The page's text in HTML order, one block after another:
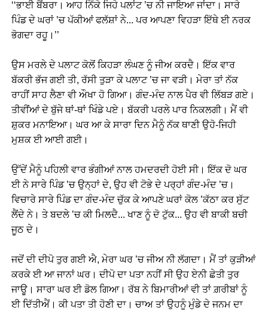
‘‘ਭਾਈ ਬੈਂਬਰਾ। ਆਹ ਨਿੱਕੇ ਜਿਹੇ ਪਲਾਂਟ ’ਚ ਨੀ ਜਾਇਆ ਜਾਂਦਾ। ਸਾਰੇ
ਪਿੰਡ ਦੇ ਘਰਾਂ ’ਚ ਪੱਕੀਆਂ ਫਲੱਸ਼ਾਂ ਨੇ... ਪਰ ਆਪਣਾ ਵਿਹੜਾ ਇੱਥੇ ਈ ਨਰਕ
ਭੋਗਦਾ ਰਹੂ।’’
ਉਸ ਮਰਲੇ ਦੇ ਪਲਾਟ ਕੋਲੋਂ ਕਿਹੜਾ ਲੰਘਣ ਨੂੰ ਜੀਅ ਕਰਦੈ। ਇੱਕ ਵਾਰ
ਬੱਕਰੀ ਭੱਜ ਗਈ ਤੀ, ਰੱਸੀ ਤੁੜਾ ਕੇ ਪਲਾਟ ’ਚ ਜਾ ਵੜੀ। ਮੇਰਾ ਤਾਂ ਨੱਕ
ਰਾਹੀਂ ਸਾਹ ਲੈਣਾ ਵੀ ਔਖਾ ਹੋ ਗਿਆ। ਗੰਦ-ਮੰਦ ਨਾਲ ਪੈਰ ਵੀ ਲਿੱਬੜ ਗਏ।
ਤੀਵੀਂਆਂ ਦੇ ਬੁੱਜੇ ਥਾਂ-ਥਾਂ ਖਿੰਡੇ ਪਏ। ਬੱਕਰੀ ਪਰਲੇ ਪਾਰ ਨਿਕਲਗੀ। ਮੈਂ ਵੀ
ਸ਼ੁਕਰ ਮਨਾਇਆ। ਘਰ ਆ ਕੇ ਸਾਰਾ ਦਿਨ ਮੈਨੂੰ ਨੱਕ ਥਾਣੀ ਉਹੋ-ਜਿਹੀ
ਮੁਸ਼ਕ ਈ ਆਈ ਗਈ।
ਉੱਦੇਂ ਮੈਨੂੰ ਪਹਿਲੀ ਵਾਰ ਭੰਗੀਆਂ ਨਾਲ ਹਮਦਰਦੀ ਹੋਈ ਸੀ। ਇੱਕ ਦੋ ਘਰ
ਈ ਨੇ ਸਾਰੇ ਪਿੰਡ ’ਚ ਉਨ੍ਹਾਂ ਦੇ, ਉਹ ਵੀ ਟੋਭੇ ਦੇ ਪਰ੍ਹਾਂ ਗੰਦ-ਮੰਦ ’ਚ।
ਵਿਚਾਰੇ ਸਾਰੇ ਪਿੰਡ ਦਾ ਗੰਦ-ਮੰਦ ਚੁੱਕ ਕੇ ਆਪਣੇ ਘਰਾਂ ਕੋਲ ’ਕੱਠਾ ਕਰ ਸੁੱਟ
ਲੈਂਦੇ ਨੇ। ਤੇ ਬਦਲੇ ’ਚ ਕੀ ਮਿਲਦੈ... ਖਾਣ ਨੂੰ ਦੋ ਟੁੱਕ... ਉਹ ਵੀ ਬਾਕੀ ਬਚੀ
ਜੂਠ ਦੇ।
ਜਦੋਂ ਦੀ ਦੀਪੋ ਤੁਰ ਗਈ ਐ, ਮੇਰਾ ਘਰ ’ਚ ਜੀਅ ਨੀ ਲੱਗਦਾ। ਮੈਂ ਤਾਂ ਕੁੜੀਆਂ
ਕਰਕੇ ਈ ਆ ਜਾਨਾਂ ਘਰ। ਦੀਪੋ ਦਾ ਪਤਾ ਨਹੀਂ ਸੀ ਉਹ ਏਨੀ ਛੇਤੀ ਤੁਰ
ਜਾਊ। ਸਾਰਾ ਘਰ ਈ ਡੋਲ ਗਿਆ। ਰੱਬ ਨੇ ਬਿਮਾਰੀਆਂ ਵੀ ਤਾਂ ਗ਼ਰੀਬਾਂ ਨੂੰ
ਈ ਦਿੱਤੀਐਂ। ਕੀ ਪਤਾ ਤੀ ਹੋਣੀ ਦਾ। ਚਾਅ ਤਾਂ ਉਹਨੂੰ ਮੁੰਡੇ ਦੇ ਜਨਮ ਦਾ